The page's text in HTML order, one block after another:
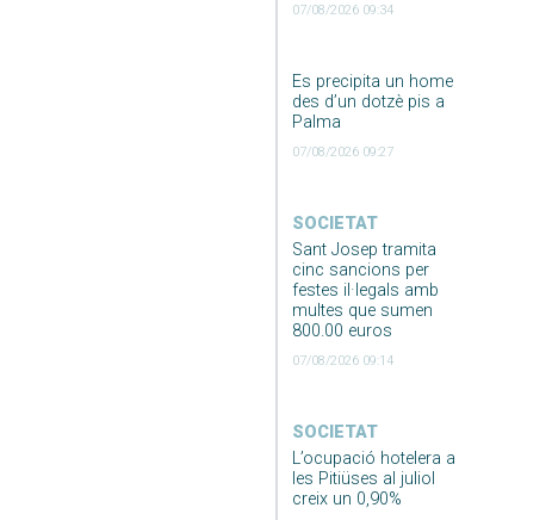
07/08/2026 09:34
Es precipita un home
des d’un dotzè pis a
Palma
07/08/2026 09:27
SOCIETAT
Sant Josep tramita
cinc sancions per
festes il·legals amb
multes que sumen
800.00 euros
07/08/2026 09:14
SOCIETAT
L’ocupació hotelera a
les Pitiüses al juliol
creix un 0,90%